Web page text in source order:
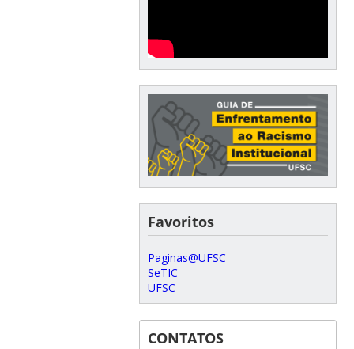
Favoritos
Paginas@UFSC
SeTIC
UFSC
CONTATOS